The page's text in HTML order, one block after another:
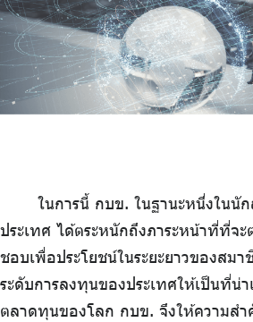
ในการนี้ กบข. ในฐานะหนึ่งในนัก
ประเทศ ได้ตระหนักถึงภาระหน้าที่ที่จ
ชอบเพื่อประโยชน์ในระยะยาวของสม
ระดับการลงทุนของประเทศให้เป็นที่น่
ตลาดทุนของโลก กบข. จึงให้ความสำ